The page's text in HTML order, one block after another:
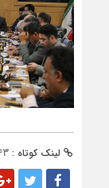
لینک کوتاه :